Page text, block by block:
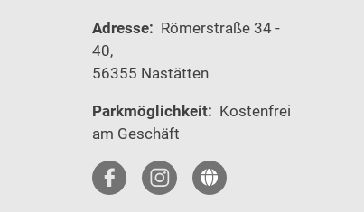
Adresse: Römerstraße 34 -
40,
56355 Nastätten
Parkmöglichkeit: Kostenfrei
am Geschäft